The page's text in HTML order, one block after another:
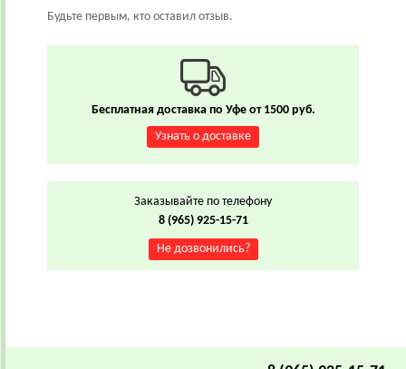
Будьте первым, кто оставил отзыв.
Бесплатная доставка по Уфе от 1500 руб.
Узнать о доставке
Заказывайте по телефону
8 (965) 925-15-71
Не дозвонились?